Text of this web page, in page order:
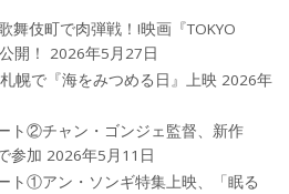
舞伎町で肉弾戦！!映画『TOKYO
開！
2026年5月27日
幌で『海をみつめる日』上映 2026年
ト②チャン・ゴンジェ監督、新作
参加 2026年5月11日
ト①アン・ソンギ特集上映、「眠る